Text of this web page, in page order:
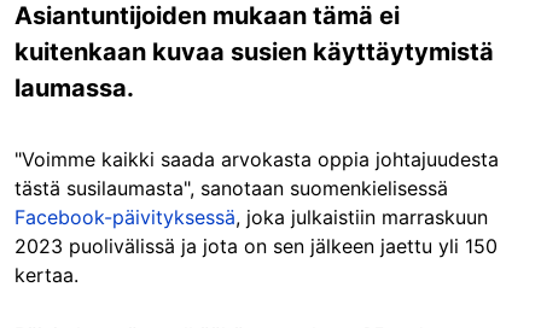
Asiantuntijoiden mukaan tämä ei
kuitenkaan kuvaa susien käyttäytymistä
laumassa.
"Voimme kaikki saada arvokasta oppia johtajuudesta
tästä susilaumasta", sanotaan suomenkielisessä
Facebook-päivityksessä, joka julkaistiin marraskuun
2023 puolivälissä ja jota on sen jälkeen jaettu yli 150
kertaa.